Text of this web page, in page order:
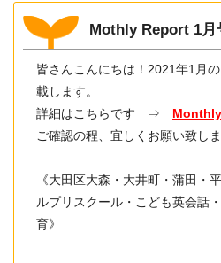
Mothly Report 1月
皆さんこんにちは！2021年1月
載します。
詳細はこちらです ⇒
ご確認の程、宜しくお願い致しま
《大田区大森・大井町・蒲田・
ルプリスクール・こども英会話
育》